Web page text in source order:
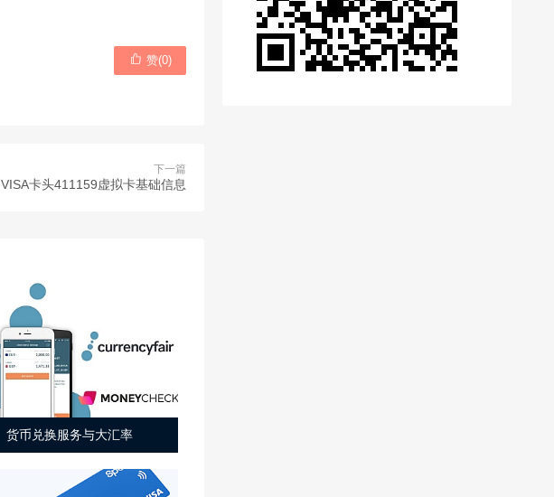
 赞(0)
下一篇
VISA卡头411159虚拟卡基础信息
货币兑换服务与大汇率